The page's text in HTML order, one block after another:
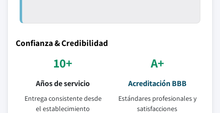
Confianza & Credibilidad
10+
Años de servicio
Entrega consistente desde
el establecimiento
A+
Acreditación BBB
Estándares profesionales y
satisfacciones